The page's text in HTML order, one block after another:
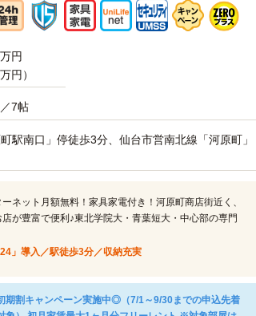
円
円）
7帖
駅南口」停徒歩3分、仙台市営南北線「河原町」
ネット月額無料！家具家電付き！河原町商店街近く、
が豊富で便利♪東北学院大・青葉短大・中心部の専門
」導入／駅徒歩3分／収納充実
期割キャンペーン実施中◎（7/1～9/30までの申込先着